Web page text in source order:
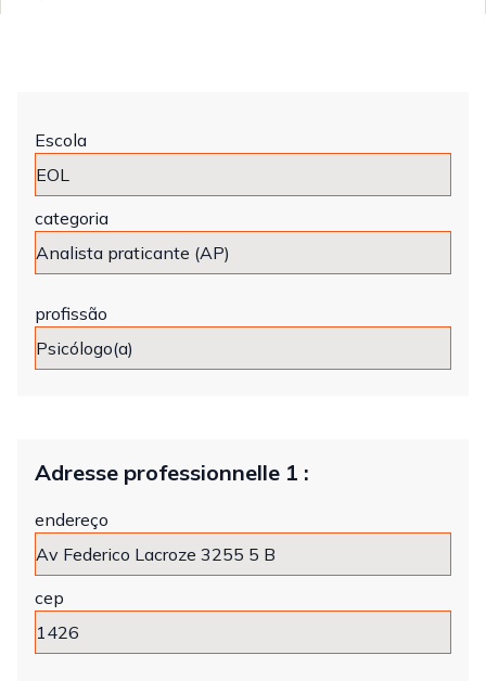
Escola
categoria
profissão
Adresse professionnelle 1 :
endereço
cep